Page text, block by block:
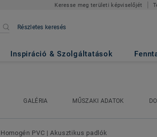
Keresse meg területi képviselőjét
Részletes keresés
Inspiráció & Szolgáltatások
GALÉRIA MŰSZAKI ADATOK
Homogén PVC |Akusztikus padlók